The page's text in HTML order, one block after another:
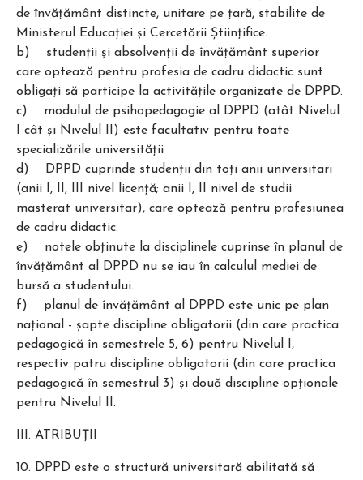
de învăţământ distincte, unitare pe ţară, stabilite de
Ministerul Educaţiei și Cercetării Științifice.
b) studenţii şi absolvenţii de învăţământ superior
care optează pentru profesia de cadru didactic sunt
obligaţi să participe la activităţile organizate de DPPD.
c) modulul de psihopedagogie al DPPD (atât Nivelul
I cât şi Nivelul II) este facultativ pentru toate
specializările universităţii
d) DPPD cuprinde studenţii din toţi anii universitari
(anii I, II, III nivel licenţă; anii I, II nivel de studii
masterat universitar), care optează pentru profesiunea
de cadru didactic.
e) notele obţinute la disciplinele cuprinse în planul de
învăţământ al DPPD nu se iau în calculul mediei de
bursă a studentului.
f) planul de învăţământ al DPPD este unic pe plan
naţional - şapte discipline obligatorii (din care practica
pedagogică în semestrele 5, 6) pentru Nivelul I,
respectiv patru discipline obligatorii (din care practica
pedagogică în semestrul 3) şi două discipline opţionale
pentru Nivelul II.
III. ATRIBUŢII
10. DPPD este o structură universitară abilitată să